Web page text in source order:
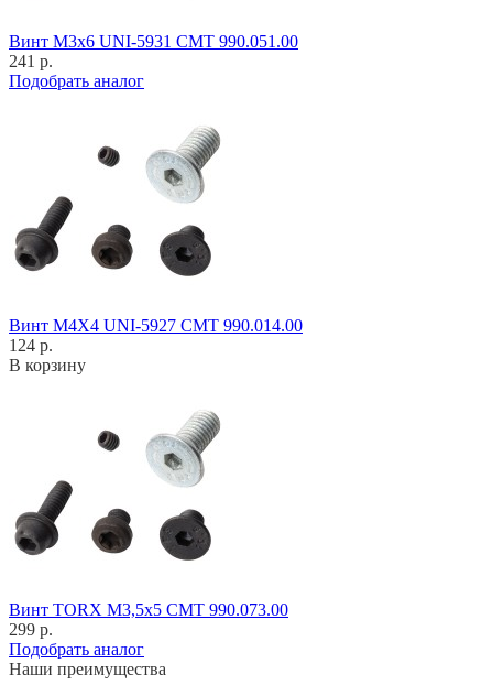
Винт M3x6 UNI-5931 CMT 990.051.00
241 р.
Подобрать аналог
Винт M4X4 UNI-5927 CMT 990.014.00
124 р.
В корзину
Винт TORX M3,5x5 CMT 990.073.00
299 р.
Подобрать аналог
Наши преимущества